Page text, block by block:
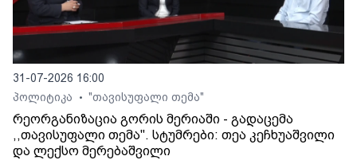
31-07-2026 16:00
პოლიტიკა
• "თავისუფალი თემა"
რეორგანიზაცია გორის მერიაში - გადაცემა
,,თავისუფალი თემა". სტუმრები: თეა კეჩხუაშვილი
და ლექსო მერებაშვილი